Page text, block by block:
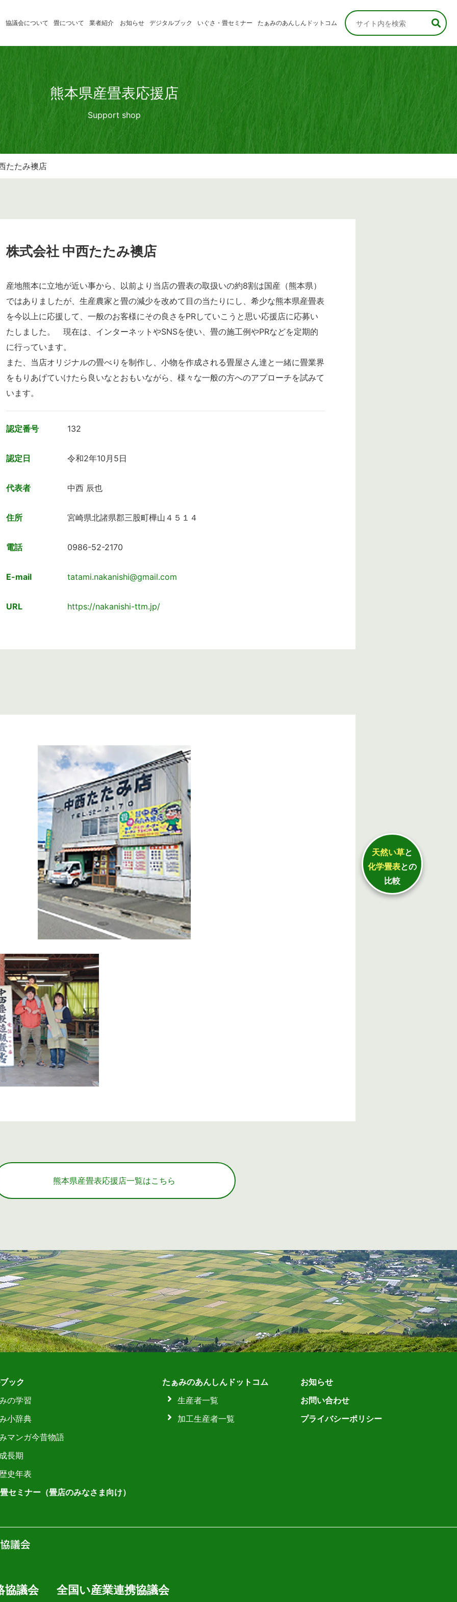
協議会について 畳について 業者紹介
いぐさ製
熊本県産
畳表応援
店
お知らせ デジタルブック
たたみの学習
いぐさ・畳セミナー
消費者のみなさま
たぁみのあんしんドットコム
熊本県産畳表応援店
Support shop
たたみ襖店
株式会社 中西たたみ襖店
産地熊本に立地が近い事から、以前より当店の畳表の取扱いの約8割は国産（熊本県）
ではありましたが、生産農家と畳の減少を改めて目の当たりにし、希少な熊本県産畳表
を今以上に応援して、一般のお客様にその良さをPRしていこうと思い応援店に応募い
たしました。 現在は、インターネットやSNSを使い、畳の施工例やPRなどを定期的
に行っています。
また、当店オリジナルの畳べりを制作し、小物を作成される畳屋さん達と一緒に畳業界
をもりあげていけたら良いなとおもいながら、様々な一般の方へのアプローチを試みて
います。
認定番号 132
認定日 令和2年10月5日
代表者 中西 辰也
住所 宮崎県北諸県郡三股町樺山４５１４
電話 0986-52-2170
E-mail tatami.nakanishi@gmail.com
URL https://nakanishi-ttm.jp/
熊本県産畳表応援店一覧はこちら
ック
の学習
小辞典
マンガ今昔物語
長期
史年表
セミナー（畳店のみなさま向け）
たぁみのあんしんドットコム
生産者一覧
加工生産者一覧
お知らせ
お問い合わせ
プライバシーポリシー
協議会 全国い産業連携協議会
天然い草と
化学畳表との
比較